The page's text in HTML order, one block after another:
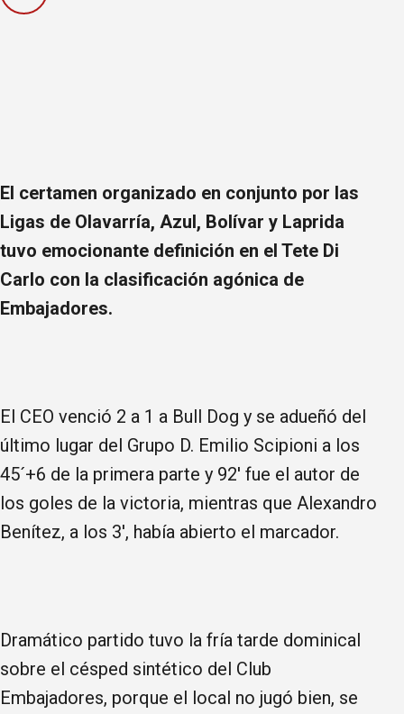
El certamen organizado en conjunto por las
Ligas de Olavarría, Azul, Bolívar y Laprida
tuvo emocionante definición en el Tete Di
Carlo con la clasificación agónica de
Embajadores.
El CEO venció 2 a 1 a Bull Dog y se adueñó del
último lugar del Grupo D. Emilio Scipioni a los
45´+6 de la primera parte y 92' fue el autor de
los goles de la victoria, mientras que Alexandro
Benítez, a los 3', había abierto el marcador.
Dramático partido tuvo la fría tarde dominical
sobre el césped sintético del Club
Embajadores, porque el local no jugó bien, se